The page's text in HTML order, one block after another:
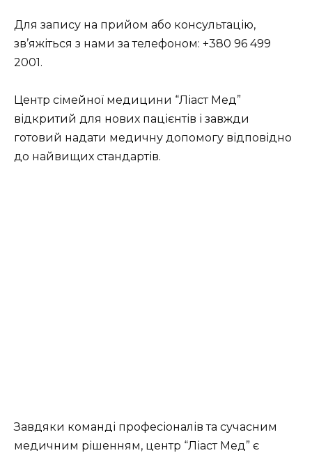
Для запису на прийом або консультацію,
зв’яжіться з нами за телефоном: +380 96 499
2001.
Центр сімейної медицини “Ліаст Мед”
відкритий для нових пацієнтів і завжди
готовий надати медичну допомогу відповідно
до найвищих стандартів.
Завдяки команді професіоналів та сучасним
медичним рішенням, центр “Ліаст Мед” є